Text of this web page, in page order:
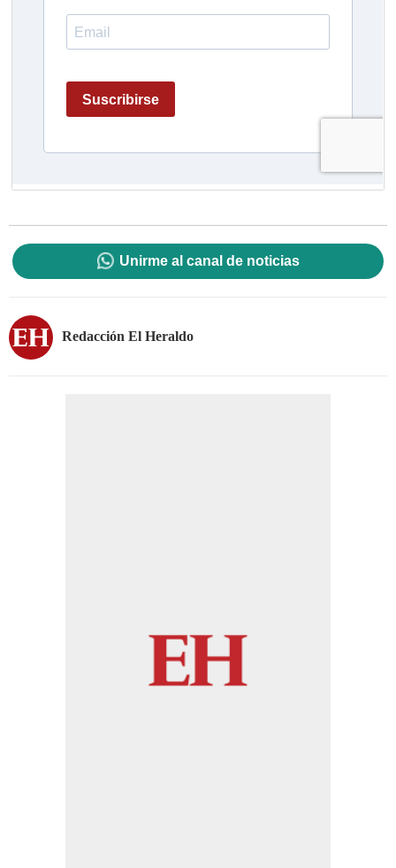
Unirme al canal de noticias
Redacción El Heraldo